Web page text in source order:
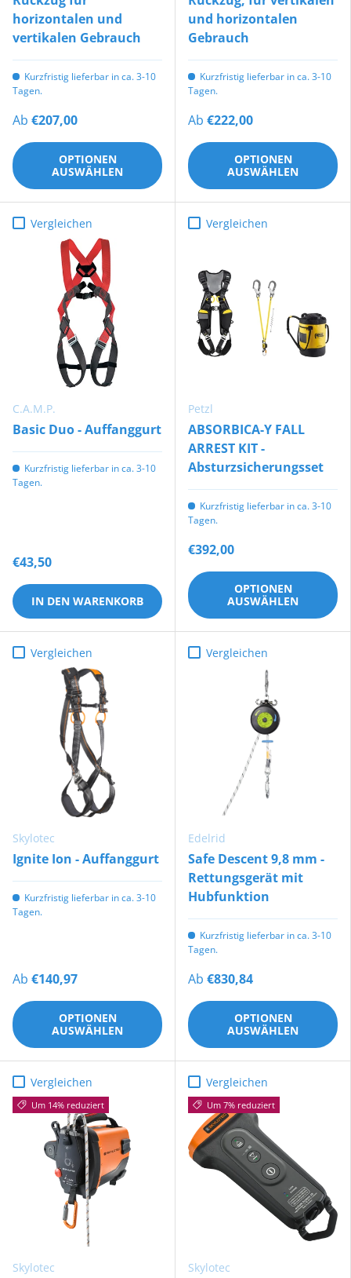
horizontalen und
vertikalen Gebrauch
Kurzfristig lieferbar in ca. 3-10
Tagen.
Ab €207,00
OPTIONEN
AUSWÄHLEN
und horizontalen
Gebrauch
Kurzfristig lieferbar in ca. 3-10
Tagen.
Ab €222,00
OPTIONEN
AUSWÄHLEN
Vergleichen
C.A.M.P.
Basic Duo - Auffanggurt
Kurzfristig lieferbar in ca. 3-10
Tagen.
€43,50
IN DEN WARENKORB
Vergleichen
Petzl
ABSORBICA-Y FALL
ARREST KIT -
Absturzsicherungsset
Kurzfristig lieferbar in ca. 3-10
Tagen.
€392,00
OPTIONEN
AUSWÄHLEN
Vergleichen
Skylotec
Ignite Ion - Auffanggurt
Kurzfristig lieferbar in ca. 3-10
Tagen.
Ab €140,97
OPTIONEN
AUSWÄHLEN
Vergleichen
Edelrid
Safe Descent 9,8 mm -
Rettungsgerät mit
Hubfunktion
Kurzfristig lieferbar in ca. 3-10
Tagen.
Ab €830,84
OPTIONEN
AUSWÄHLEN
Vergleichen
Um 14% reduziert
Skylotec
Vergleichen
Um 7% reduziert
Skylotec